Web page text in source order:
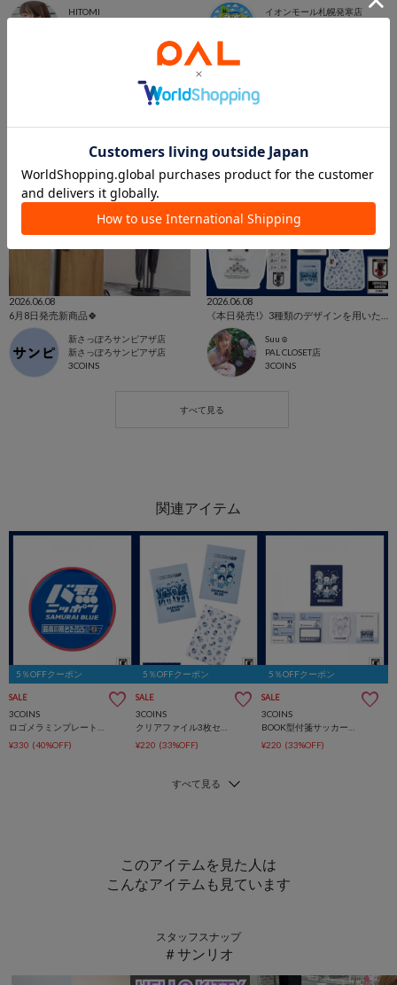
HITOMI
イオンモール札幌発寒店
2026.06.08
6月8日発売新商品🍀
新さっぽろサンピアザ店
新さっぽろサンピアザ店
3COINS
2026.06.08
Suu☺︎
PAL CLOSET店
3COINS
5％OFFクーポン
SALE
3COINS
¥330 (40%OFF)
5％OFFクーポン
SALE
3COINS
¥220 (33%OFF)
5％OFFクーポン
SALE
3COINS
¥220 (33%OFF)
このアイテムを見た人は
こんなアイテムも見ています
スタッフスナップ
＃サンリオ